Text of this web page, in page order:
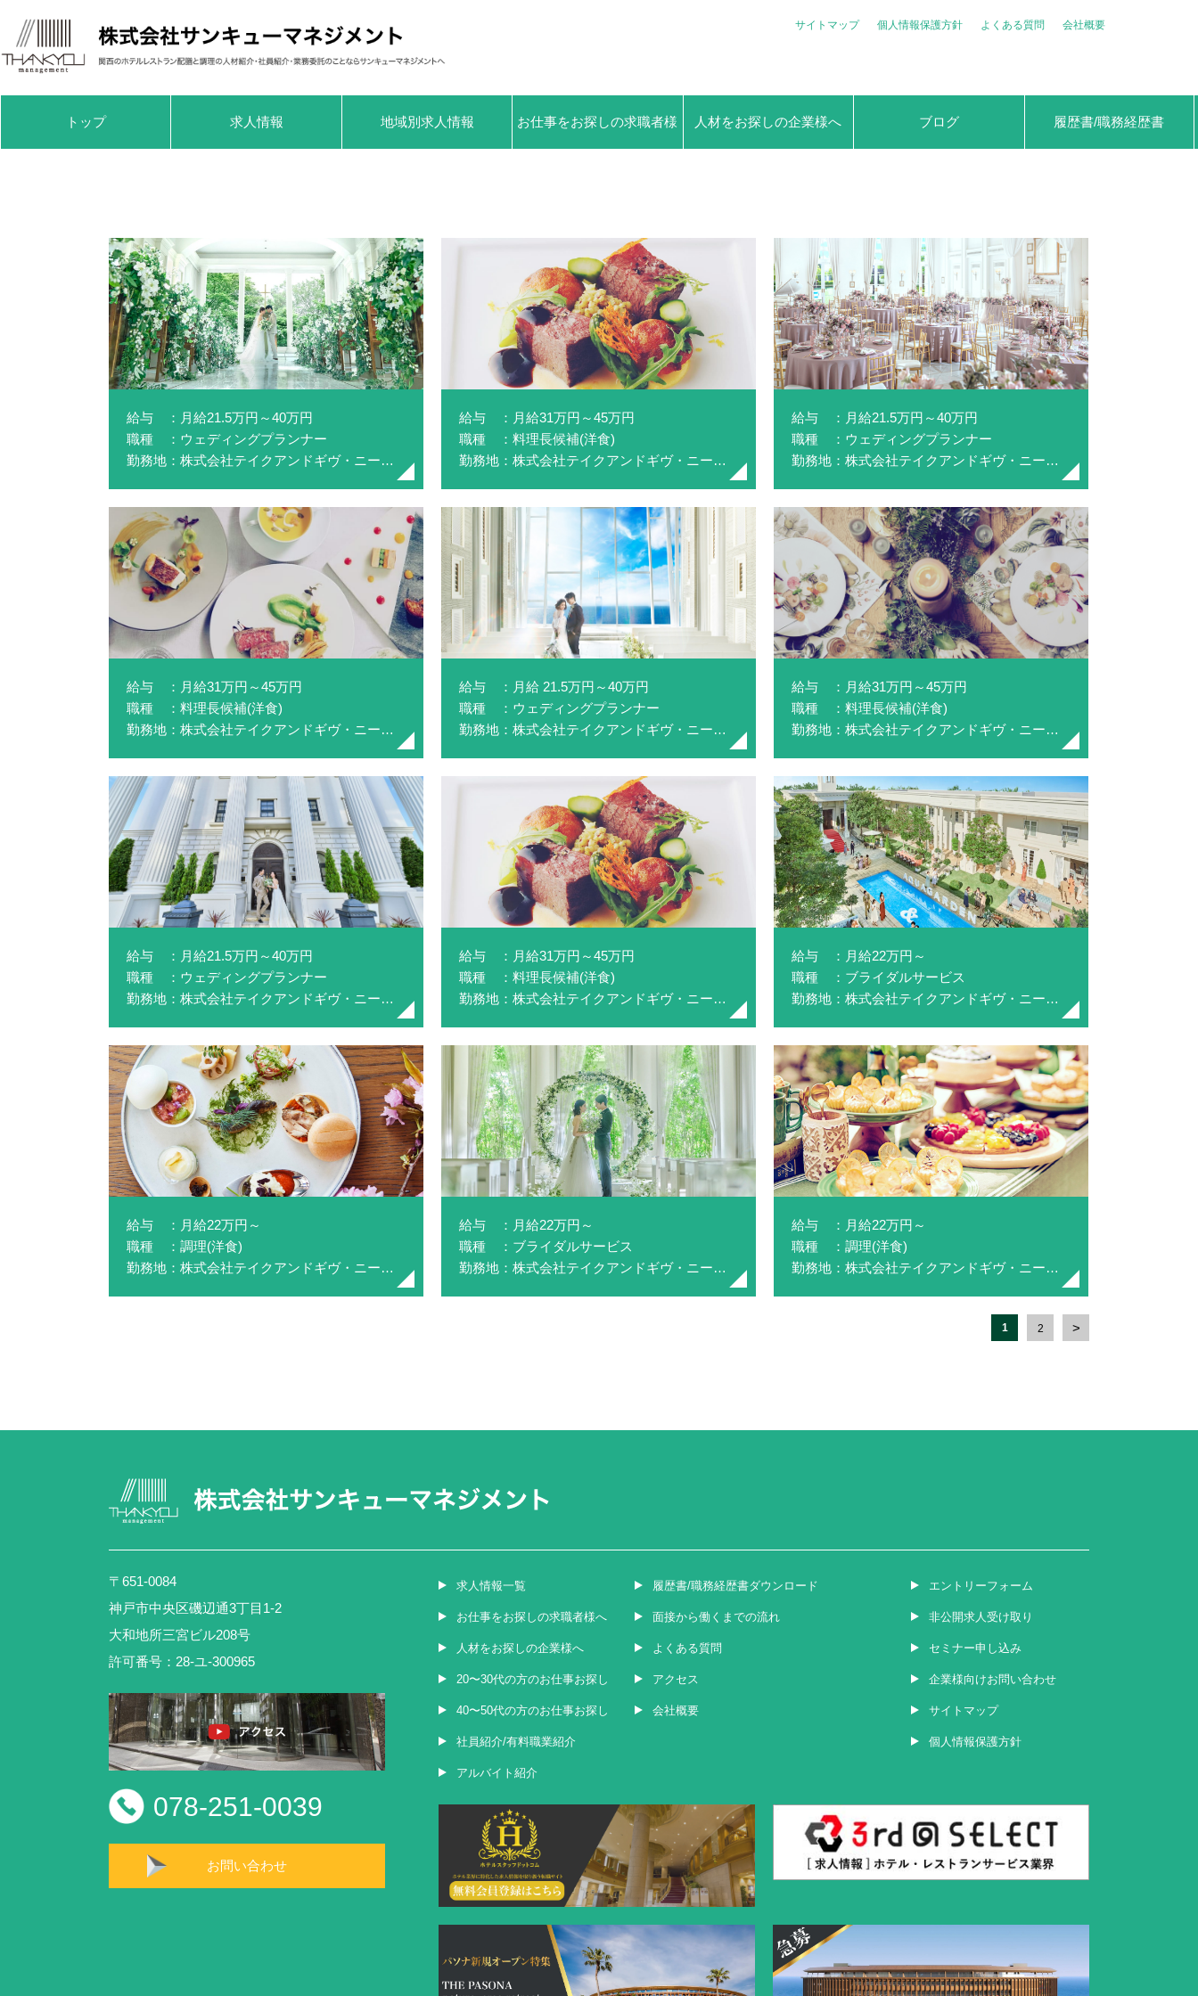
サイトマップ 個人情報保護方針 よくある質問 会社概要
トップ 求人情報 地域別求人情報 お仕事をお探しの求職者様 人材をお探しの企業様へ ブログ 履歴書/職務経歴書
給与 ：月給21.5万円～40万円
職種 ：ウェディングプランナー
勤務地：株式会社テイクアンドギヴ・ニーズ(アクアガーデン迎賓館沼津)
給与 ：月給31万円～45万円
職種 ：料理長候補(洋食)
勤務地：株式会社テイクアンドギヴ・ニーズ(アクアガーデン迎賓館沼津)
給与 ：月給21.5万円～40万円
職種 ：ウェディングプランナー
勤務地：株式会社テイクアンドギヴ・ニーズ(NEEDS浜松 by T&G WEDDING)
給与 ：月給31万円～45万円
職種 ：料理長候補(洋食)
勤務地：株式会社テイクアンドギヴ・ニーズ(NEEDS浜松 by T&G WEDDING)
給与 ：月給 21.5万円～40万円
職種 ：ウェディングプランナー
勤務地：株式会社テイクアンドギヴ・ニーズ(NEEDS静岡ベイ by T&G WEDDING)
給与 ：月給31万円～45万円
職種 ：料理長候補(洋食)
勤務地：株式会社テイクアンドギヴ・ニーズ(NEEDS静岡ベイ by T&G WEDDING)
給与 ：月給21.5万円～40万円
職種 ：ウェディングプランナー
勤務地：株式会社テイクアンドギヴ・ニーズ(NEEDS静岡 by T&G WEDDING)
給与 ：月給31万円～45万円
職種 ：料理長候補(洋食)
勤務地：株式会社テイクアンドギヴ・ニーズ(NEEDS静岡 by T&G WEDDING)
給与 ：月給22万円～
職種 ：ブライダルサービス
勤務地：株式会社テイクアンドギヴ・ニーズ(アクアガーデン迎賓館沼津)
給与 ：月給22万円～
職種 ：調理(洋食)
勤務地：株式会社テイクアンドギヴ・ニーズ(アクアガーデン迎賓館沼津)
給与 ：月給22万円～
職種 ：ブライダルサービス
勤務地：株式会社テイクアンドギヴ・ニーズ(NEEDS静岡 by T&G WEDDING)
給与 ：月給22万円～
職種 ：調理(洋食)
勤務地：株式会社テイクアンドギヴ・ニーズ(NEEDS静岡 by T&G WEDDING)
1 2
〒651-0084
神戸市中央区磯辺通3丁目1-2
大和地所三宮ビル208号
許可番号：28-ユ-300965
078-251-0039
お問い合わせ
求人情報一覧
お仕事をお探しの求職者様へ
人材をお探しの企業様へ
20〜30代の方のお仕事お探し
40〜50代の方のお仕事お探し
社員紹介/有料職業紹介
アルバイト紹介
履歴書/職務経歴書ダウンロード
面接から働くまでの流れ
よくある質問
アクセス
会社概要
エントリーフォーム
非公開求人受け取り
セミナー申し込み
企業様向けお問い合わせ
サイトマップ
個人情報保護方針